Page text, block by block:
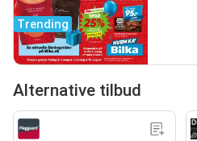
Trending
Alternative tilbud